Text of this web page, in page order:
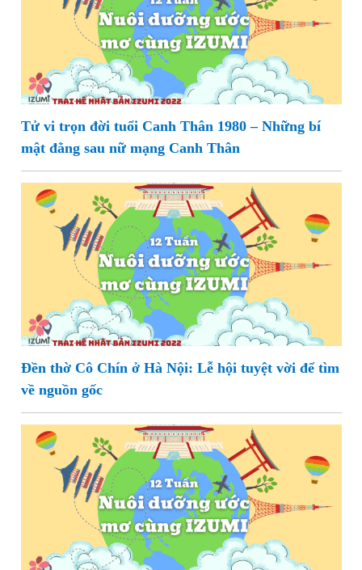
Tử vi trọn đời tuổi Canh Thân 1980 – Những bí
mật đằng sau nữ mạng Canh Thân
Đền thờ Cô Chín ở Hà Nội: Lễ hội tuyệt vời để tìm
về nguồn gốc